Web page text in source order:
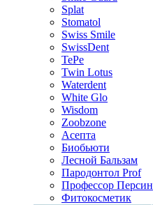
Splat
Stomatol
Swiss Smile
SwissDent
TePe
Twin Lotus
Waterdent
White Glo
Wisdom
Zoobzone
Асепта
Биобьюти
Лесной Бальзам
Пародонтол Prof
Профессор Персин
Фитокосметик